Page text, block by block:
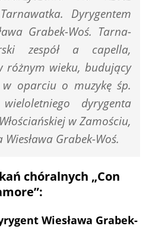
Dyrygentem
Grabek-Woś. Tarna-
zespół a capella,
różnym wieku, budujący
oparciu o muzykę śp.
dyrygenta
w Zamościu,
Grabek-Woś.
chóralnych „Con
Wiesława Grabek-